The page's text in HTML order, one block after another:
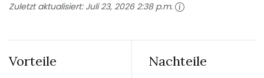
Zuletzt aktualisiert: Juli 23, 2026 2:38 p.m.
Vorteile Nachteile